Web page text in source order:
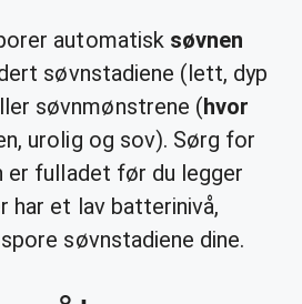
automatisk søvnen
søvnstadiene (lett, dyp
søvnmønstrene (hvor
urolig og sov). Sørg for
er fulladet før du legger
har et lav batterinivå,
søvnstadiene dine.